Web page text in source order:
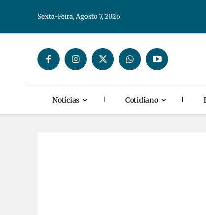
Sexta-Feira, Agosto 7, 2026
Notícias Cotidiano